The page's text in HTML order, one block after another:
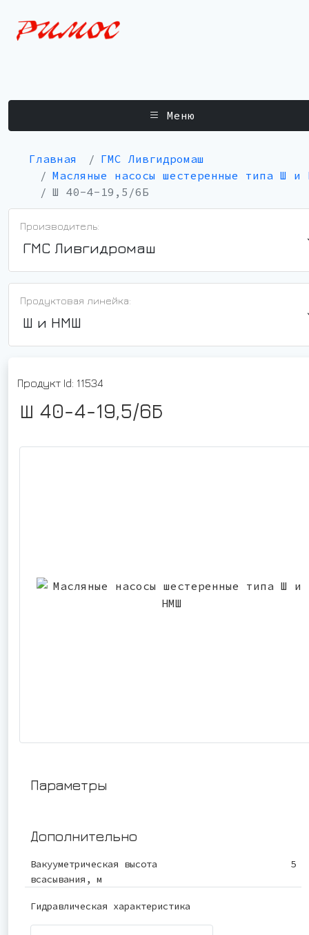
Меню
Главная
ГМС Ливгидромаш
Масляные насосы шестеренные типа Ш и
Ш 40-4-19,5/6Б
Производитель:
ГМС Ливгидромаш
Продуктовая линейка:
Ш и НМШ
Продукт Id: 11534
Ш 40-4-19,5/6Б
Параметры
Дополнительно
Вакууметрическая высота
всасывания, м
5
Гидравлическая характеристика